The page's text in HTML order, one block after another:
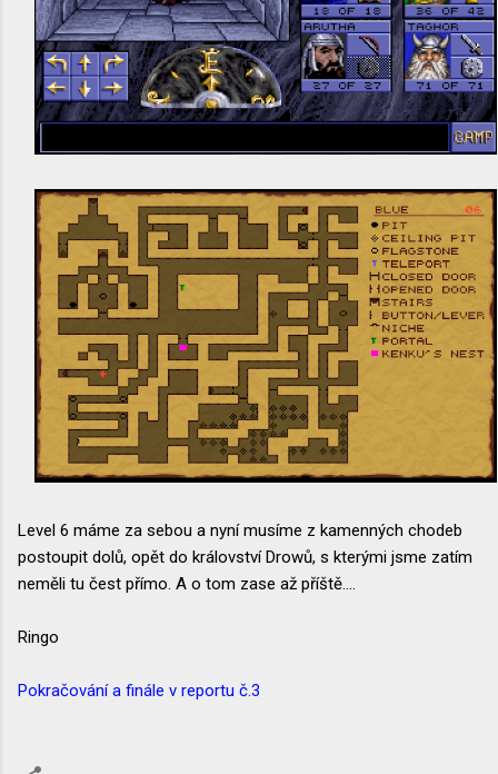
Level 6 máme za sebou a nyní musíme z kamenných chodeb
postoupit dolů, opět do království Drowů, s kterými jsme zatím
neměli tu čest přímo. A o tom zase až příště....
Ringo
Pokračování a finále v reportu č.3